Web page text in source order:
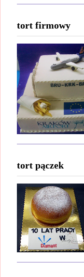
tort firmowy
tort pączek